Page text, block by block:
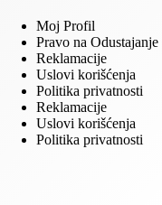
Moj Profil
Pravo na Odustajanje
Reklamacije
Uslovi korišćenja
Politika privatnosti
Reklamacije
Uslovi korišćenja
Politika privatnosti